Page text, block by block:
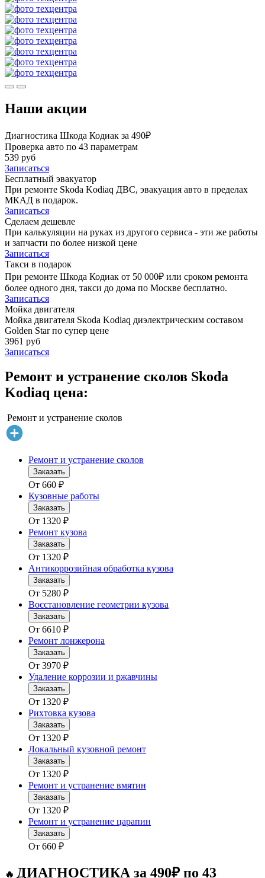
Наши акции
Диагностика Шкода Кодиак за 490₽
Проверка авто по 43 параметрам
539 руб
Записаться
Бесплатный эвакуатор
При ремонте Skoda Kodiaq ДВС, эвакуация авто в пределах
МКАД в подарок.
Записаться
Сделаем дешевле
При калькуляции на руках из другого сервиса - эти же работы
и запчасти по более низкой цене
Записаться
Такси в подарок
При ремонте Шкода Кодиак от 50 000₽ или сроком ремонта
более одного дня, такси до дома по Москве бесплатно.
Записаться
Мойка двигателя
Мойка двигателя Skoda Kodiaq диэлектрическим составом
Golden Star по супер цене
3961 руб
Записаться
Ремонт и устранение сколов Skoda
Kodiaq цена:
Ремонт и устранение сколов
Ремонт и устранение сколов
Заказать
От 660 ₽
Кузовные работы
Заказать
От 1320 ₽
Ремонт кузова
Заказать
От 1320 ₽
Антикоррозийная обработка кузова
Заказать
От 5280 ₽
Восстановление геометрии кузова
Заказать
От 6610 ₽
Ремонт лонжерона
Заказать
От 3970 ₽
Удаление коррозии и ржавчины
Заказать
От 1320 ₽
Рихтовка кузова
Заказать
От 1320 ₽
Локальный кузовной ремонт
Заказать
От 1320 ₽
Ремонт и устранение вмятин
Заказать
От 1320 ₽
Ремонт и устранение царапин
Заказать
От 660 ₽
🔥 ДИАГНОСТИКА за 490₽ по 43